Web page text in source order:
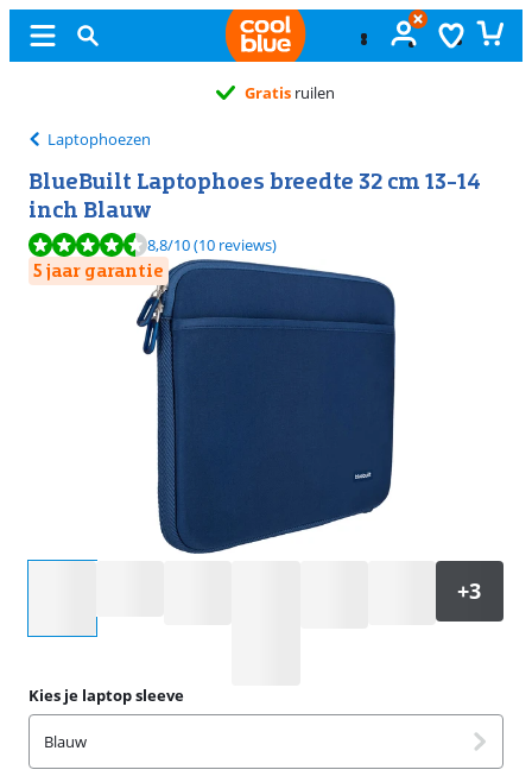
Gratis ruilen
Laptophoezen
BlueBuilt Laptophoes breedte 32 cm 13-14
inch Blauw
Beoordeling is 8,8 van de 10, gebaseerd op 10 reviews.
8,8/10(10 reviews)
5 jaar garantie
Kies je laptop sleeve
Blauw